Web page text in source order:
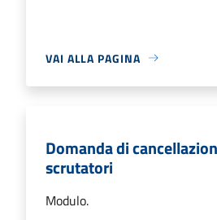
VAI ALLA PAGINA
Domanda di
scrutatori
Modulo.